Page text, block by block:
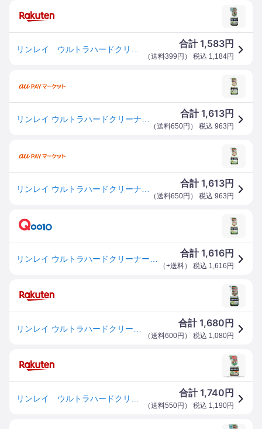
合計1,583円
（送料399円 ） 税込 1,184円
合計1,613円
（送料650円 ） 税込 963 円
合計1,613円
（送料650円 ） 税込 963 円
合計1,616円
（+送料） 税込 1,616 円
合計1,680 円
（送料600円 ） 税込 1,080円
合計1,740 円
（送料550円 ） 税込 1,190円